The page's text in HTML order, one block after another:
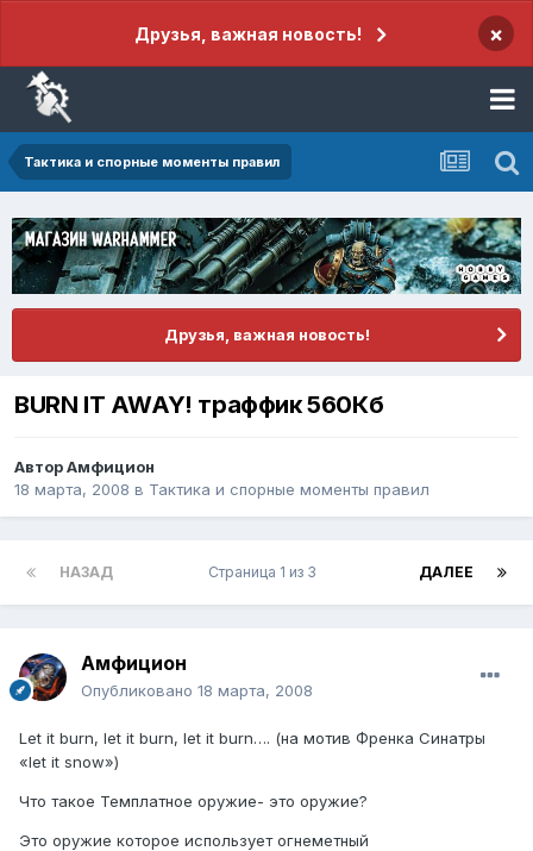
Друзья, важная новость! ×
Тактика и спорные моменты правил
Друзья, важная новость!
BURN IT AWAY! траффик 560Кб
АвторАмфицион
18 марта, 2008 в Тактика и спорные моменты правил
НАЗАД ДАЛЕЕ
Страница 1 из 3
Амфицион
Опубликовано 18 марта, 2008
Let it burn, let it burn, let it burn…. (на мотив Френка Синатры
«let it snow»)
Что такое Темплатное оружие- это оружие?
Это оружие которое использует огнеметный